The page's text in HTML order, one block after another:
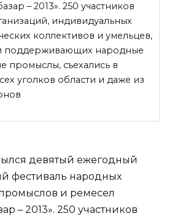
– 2013». 250 участников
индивидуальных
коллективов и умельцев,
поддерживающих народные
промыслы, съехались в
уголков области и даже из
девятый ежегодный
фестиваль народных
и ремесел
– 2013». 250 участников